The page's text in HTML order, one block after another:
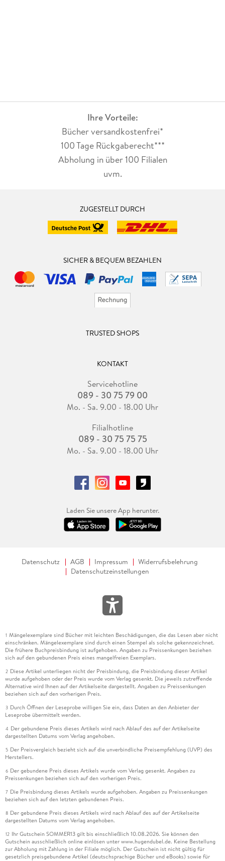
Ihre Vorteile:
Bücher versandkostenfrei*
100 Tage Rückgaberecht***
Abholung in über 100 Filialen
uvm.
ZUGESTELLT DURCH
SICHER & BEQUEM BEZAHLEN
TRUSTED SHOPS
KONTAKT
Servicehotline
089 - 30 75 79 00
Mo. - Sa. 9.00 - 18.00 Uhr
Filialhotline
089 - 30 75 75 75
Mo. - Sa. 9.00 - 18.00 Uhr
Laden Sie unsere App herunter.
Datenschutz AGB Impressum
Widerrufsbelehrung
Datenschutzeinstellungen
1 Mängelexemplare sind Bücher mit leichten Beschädigungen, die das Lesen aber nicht
einschränken. Mängelexemplare sind durch einen Stempel als solche gekennzeichnet.
Die frühere Buchpreisbindung ist aufgehoben. Angaben zu Preissenkungen beziehen
sich auf den gebundenen Preis eines mangelfreien Exemplars.
2 Diese Artikel unterliegen nicht der Preisbindung, die Preisbindung dieser Artikel
wurde aufgehoben oder der Preis wurde vom Verlag gesenkt. Die jeweils zutreffende
Alternative wird Ihnen auf der Artikelseite dargestellt. Angaben zu Preissenkungen
beziehen sich auf den vorherigen Preis.
3 Durch Öffnen der Leseprobe willigen Sie ein, dass Daten an den Anbieter der
Leseprobe übermittelt werden.
4 Der gebundene Preis dieses Artikels wird nach Ablauf des auf der Artikelseite
dargestellten Datums vom Verlag angehoben.
5 Der Preisvergleich bezieht sich auf die unverbindliche Preisempfehlung (UVP) des
Herstellers.
6 Der gebundene Preis dieses Artikels wurde vom Verlag gesenkt. Angaben zu
Preissenkungen beziehen sich auf den vorherigen Preis.
7 Die Preisbindung dieses Artikels wurde aufgehoben. Angaben zu Preissenkungen
beziehen sich auf den letzten gebundenen Preis.
8 Der gebundene Preis dieses Artikels wird nach Ablauf des auf der Artikelseite
dargestellten Datums vom Verlag angehoben.
12 Ihr Gutschein SOMMER13 gilt bis einschließlich 10.08.2026. Sie können den
Gutschein ausschließlich online einlösen unter www.hugendubel.de. Keine Bestellung
zur Abholung mit Zahlung in der Filiale möglich. Der Gutschein ist nicht gültig für
gesetzlich preisgebundene Artikel (deutschsprachige Bücher und eBooks) sowie für